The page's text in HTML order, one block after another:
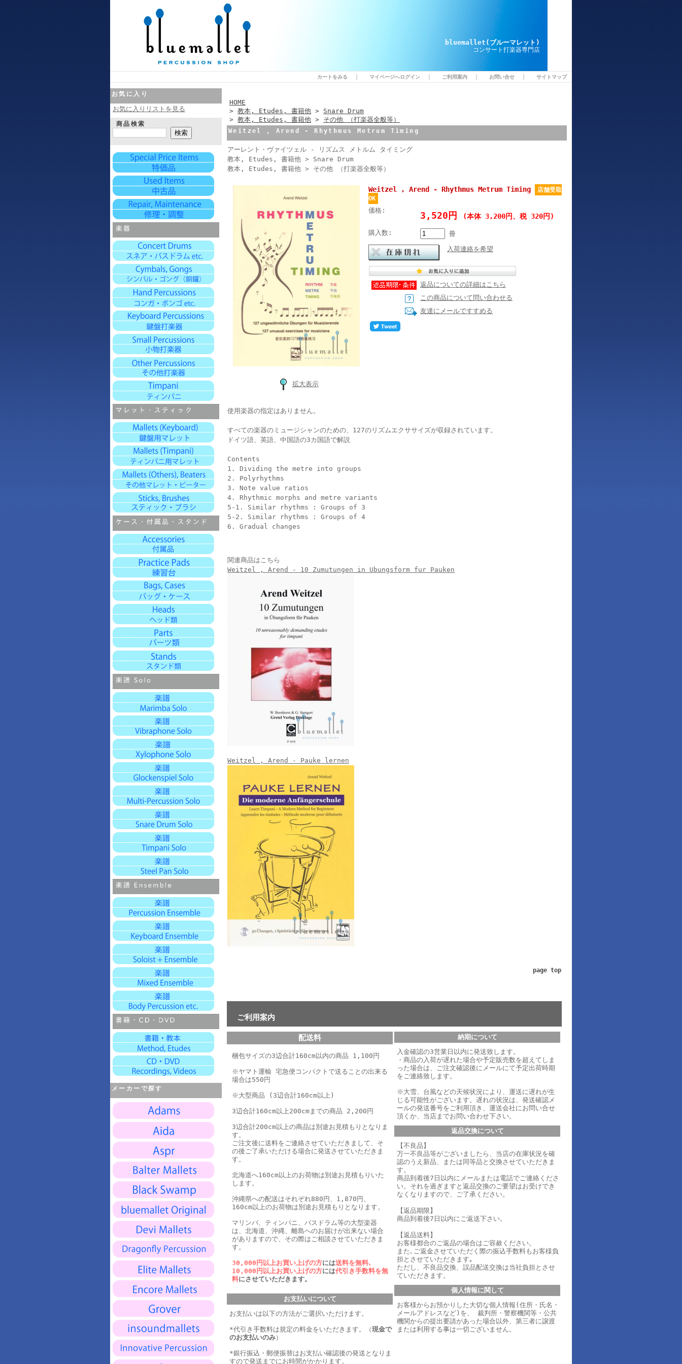
bluemallet(ブルーマレット)
コンサート打楽器専門店
カートをみる マイページへログイン ご利用案内 お問い合せ サイトマップ
お気に入り
お気に入りリストを見る
商品検索
メーカーで探す
HOME
> 教本, Etudes, 書籍他 > Snare Drum
> 教本, Etudes, 書籍他 > その他 （打楽器全般等）
Weitzel , Arend - Rhythmus Metrum Timing
アーレント・ヴァイツェル - リズムス メトルム タイミング
教本, Etudes, 書籍他 > Snare Drum
教本, Etudes, 書籍他 > その他 （打楽器全般等）
拡大表示
Weitzel , Arend - Rhythmus Metrum Timing
店舗受取
OK
価格: 3,520円 (本体 3,200円、税 320円)
購入数:
冊
入荷連絡を希望
返品についての詳細はこちら
この商品について問い合わせる
友達にメールですすめる
使用楽器の指定はありません。
すべての楽器のミュージシャンのための、127のリズムエクササイズが収録されています。
ドイツ語、英語、中国語の3カ国語で解説
Contents
1. Dividing the metre into groups
2. Polyrhythms
3. Note value ratios
4. Rhythmic morphs and metre variants
5-1. Similar rhythms : Groups of 3
5-2. Similar rhythms : Groups of 4
6. Gradual changes
関連商品はこちら
Weitzel , Arend - 10 Zumutungen in Ubungsform fur Pauken
Weitzel , Arend - Pauke lernen
page top
ご利用案内
配送料
梱包サイズの3辺合計160cm以内の商品 1,100円
※ヤマト運輸 宅急便コンパクトで送ることの出来る
場合は550円
※大型商品 (3辺合計160cm以上)
3辺合計160cm以上200cmまでの商品 2,200円
3辺合計200cm以上の商品は別途お見積もりとなりま
す。
ご注文後に送料をご連絡させていただきまして、そ
の後ご了承いただける場合に発送させていただきま
す。
北海道へ160cm以上のお荷物は別途お見積もりいた
します。
沖縄県への配送はそれぞれ880円、1,870円、
160cm以上のお荷物は別途お見積もりとなります。
マリンバ、ティンパニ、バスドラム等の大型楽器
は、北海道、沖縄、離島へのお届けが出来ない場合
がありますので、その際はご相談させていただきま
す。
30,000円以上お買い上げの方には送料を無料､
10,000円以上お買い上げの方には代引き手数料を無
料にさせていただきます。
お支払いについて
お支払いは以下の方法がご選択いただけます。
*代引き手数料は規定の料金をいただきます。 （現金で
のお支払いのみ）
*銀行振込・郵便振替はお支払い確認後の発送となりま
すので発送までにお時間がかかります。
納期について
入金確認の3営業日以内に発送致します。
・商品の入荷が遅れた場合や予定販売数を超えてしま
った場合は、 ご注文確認後にメールにて予定出荷時期
をご連絡致します。
※大雪、台風などの天候状況により、運送に遅れが生
じる可能性がございます。遅れの状況は、発送確認メ
ールの発送番号をご利用頂き、運送会社にお問い合せ
頂くか、当店までお問い合わせ下さい。
返品交換について
【不良品】
万一不良品等がございましたら、当店の在庫状況を確
認のうえ新品、または同等品と交換させていただきま
す。
商品到着後7日以内にメールまたは電話でご連絡くださ
い。それを過ぎますと返品交換のご要望はお受けでき
なくなりますので、ご了承ください。
【返品期限】
商品到着後7日以内にご返送下さい。
【返品送料】
お客様都合のご返品の場合はご容赦ください。
また､ご返金させていただく際の振込手数料もお客様負
担とさせていただきます｡
ただし、不良品交換、誤品配送交換は当社負担とさせ
ていただきます。
個人情報に関して
お客様からお預かりした大切な個人情報(住所・氏名・
メールアドレスなど)を、 裁判所・警察機関等・公共
機関からの提出要請があった場合以外、第三者に譲渡
または利用する事は一切ございません。